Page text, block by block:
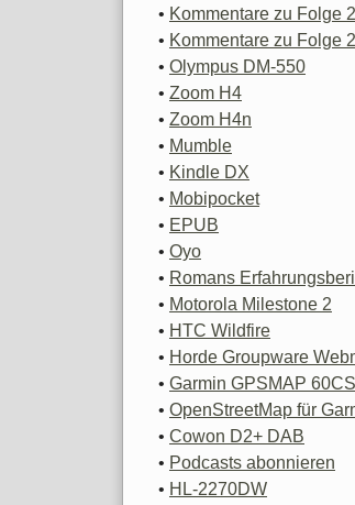
• Kommentare zu Folge
• Kommentare zu Folge
• Olympus DM-550
• Zoom H4
• Zoom H4n
• Mumble
• Kindle DX
• Mobipocket
• EPUB
• Oyo
• Romans
• Motorola Milestone 2
• HTC Wildfire
• Horde Groupware
• Garmin GPSMAP
• OpenStreetMap für
• Cowon D2+ DAB
• Podcasts abonnieren
• HL-2270DW